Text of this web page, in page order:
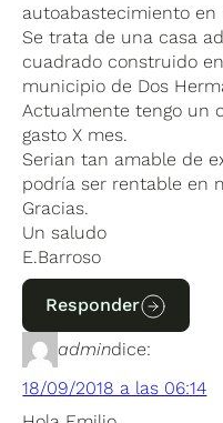
autoabastecimiento en
Se trata de una casa
cuadrado construido
municipio de Dos
Actualmente tengo un
gasto X mes.
Serian tan amable de
podría ser rentable en
Gracias.
Un saludo
E.Barroso
Responder
admindice:
18/09/2018 a las 06:14